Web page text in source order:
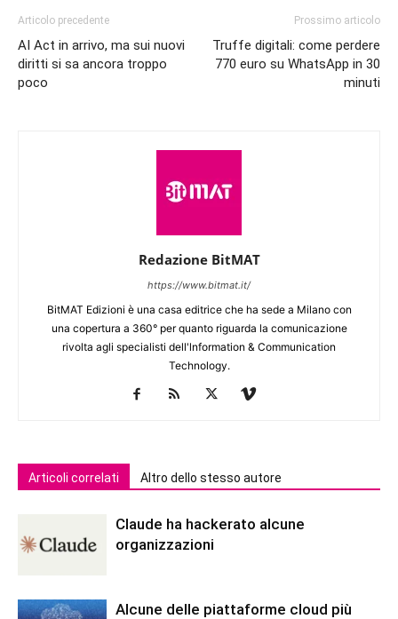
Articolo precedente
AI Act in arrivo, ma sui nuovi
diritti si sa ancora troppo
poco
Prossimo articolo
Truffe digitali: come perdere
770 euro su WhatsApp in 30
minuti
Redazione BitMAT
https://www.bitmat.it/
BitMAT Edizioni è una casa editrice che ha sede a Milano con
una copertura a 360° per quanto riguarda la comunicazione
rivolta agli specialisti dell'lnformation & Communication
Technology.
Articoli correlati Altro dello stesso autore
Claude ha hackerato alcune
organizzazioni
Alcune delle piattaforme cloud più